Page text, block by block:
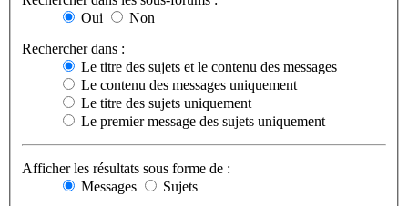
Oui
Non
Rechercher dans :
Le titre des sujets et le contenu des messages
Le contenu des messages uniquement
Le titre des sujets uniquement
Le premier message des sujets uniquement
Afficher les résultats sous forme de :
Messages
Sujets